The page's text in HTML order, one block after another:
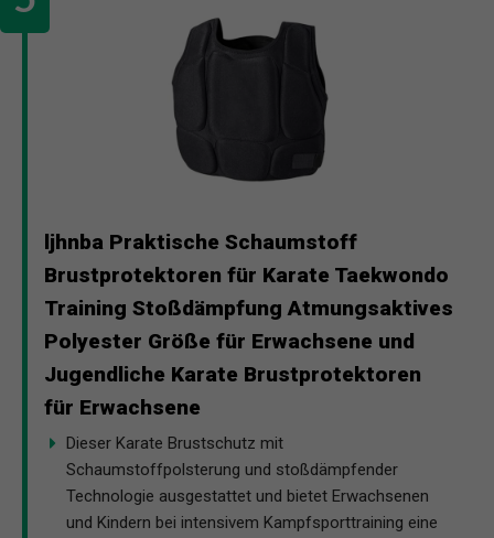
ljhnba Praktische Schaumstoff
Brustprotektoren für Karate Taekwondo
Training Stoßdämpfung Atmungsaktives
Polyester Größe für Erwachsene und
Jugendliche Karate Brustprotektoren
für Erwachsene
Dieser Karate Brustschutz mit
Schaumstoffpolsterung und stoßdämpfender
Technologie ausgestattet und bietet Erwachsenen
und Kindern bei intensivem Kampfsporttraining eine